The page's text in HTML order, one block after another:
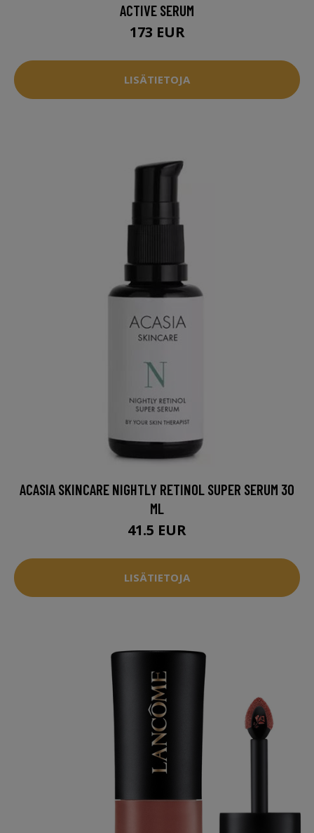
ACTIVE SERUM
173 EUR
LISÄTIETOJA
ACASIA SKINCARE NIGHTLY RETINOL SUPER SERUM 30
ML
41.5 EUR
LISÄTIETOJA